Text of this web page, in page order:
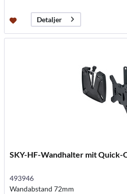
Detaljer
SKY-HF-Wandhalter mit Quick-
493946
Wandabstand 72mm